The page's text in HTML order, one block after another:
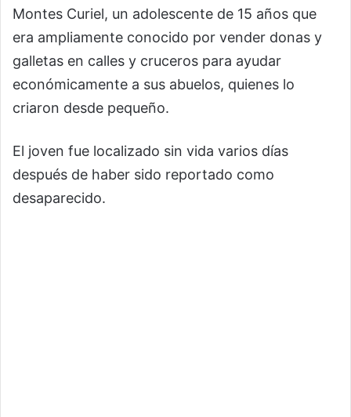
Montes Curiel, un adolescente de 15 años que
era ampliamente conocido por vender donas y
galletas en calles y cruceros para ayudar
económicamente a sus abuelos, quienes lo
criaron desde pequeño.
El joven fue localizado sin vida varios días
después de haber sido reportado como
desaparecido.